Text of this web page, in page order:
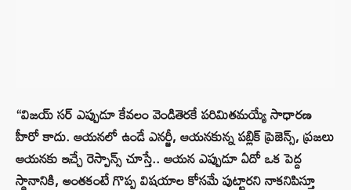
“విజయ్ సర్ ఎప్పుడూ కేవలం వెండితెరకే పరిమితమయ్యే సాధారణ
హీరో కాదు. ఆయనలో ఉండే ఎనర్జీ, ఆయనకున్న పబ్లిక్ ప్రెజెన్స్, ప్రజలు
ఆయనకు ఇచ్చే రెస్పాన్స్ చూస్తే.. ఆయన ఎప్పుడూ ఏదో ఒక పెద్ద
స్థానానికి, అంతకంటే గొప్ప విషయాల కోసమే పుట్టారని నాకనిపిస్తూ